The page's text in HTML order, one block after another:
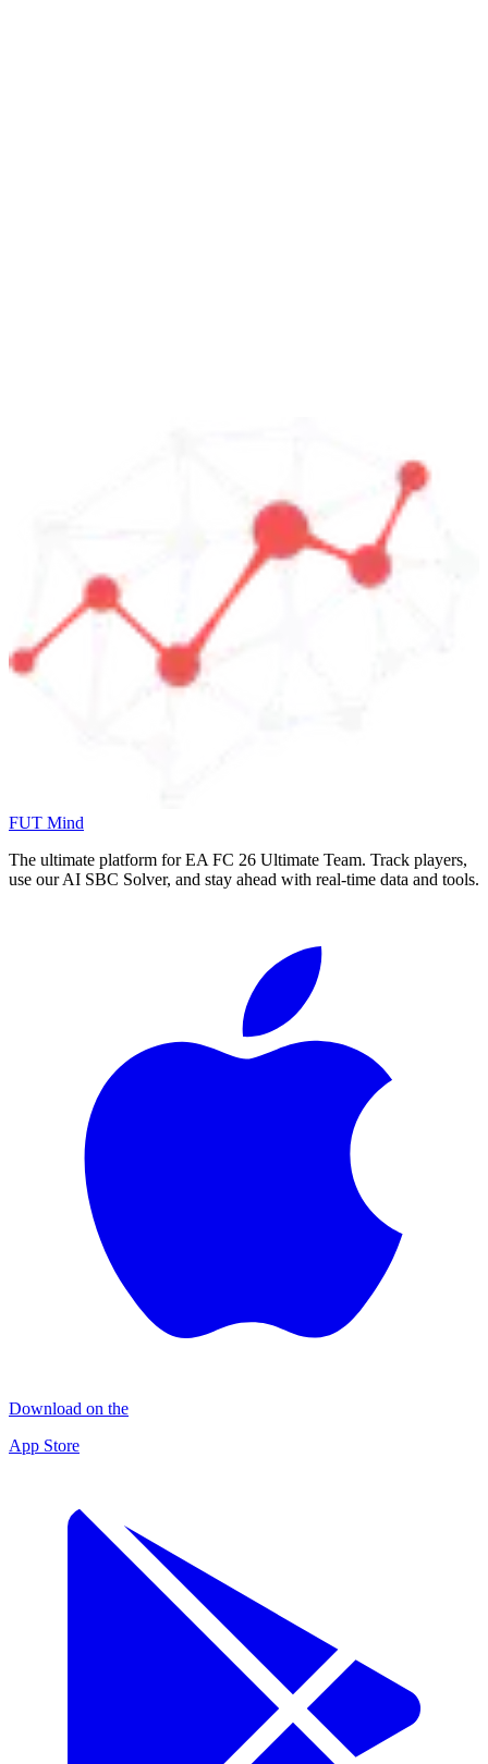
FUT Mind
The ultimate platform for EA FC 26 Ultimate Team. Track players,
use our AI SBC Solver, and stay ahead with real-time data and tools.
Download on the
App Store